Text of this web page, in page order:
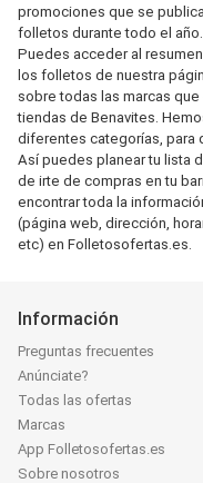
promociones que se
folletos durante todo el año.
Puedes acceder al
los folletos de nuestra
sobre todas las marcas
tiendas de Benavites.
diferentes categorías, para
Así puedes planear tu lista
de irte de compras en tu
encontrar toda la
(página web, dirección,
etc) en Folletosofertas.es.
Información
Preguntas frecuentes
Anúnciate?
Todas las ofertas
Marcas
App Folletosofertas.es
Sobre nosotros